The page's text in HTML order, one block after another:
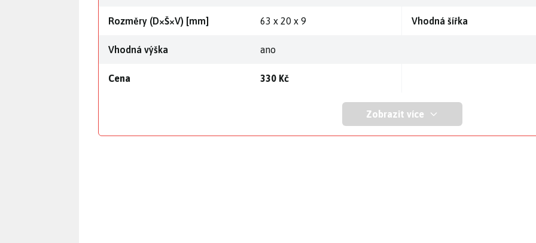
Rozměry (D×Š×V) [mm] 63 x 20 x 9 Vhodná šířka
Vhodná výška ano
Cena 330 Kč
Zobrazit více